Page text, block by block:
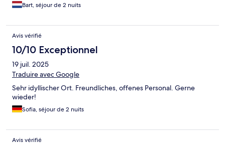
Bart, séjour de 2 nuits
Avis vérifié
10/10 Exceptionnel
19 juil. 2025
Traduire avec Google
Sehr idyllischer Ort. Freundliches, offenes Personal. Gerne
wieder!
Sofia, séjour de 2 nuits
Avis vérifié